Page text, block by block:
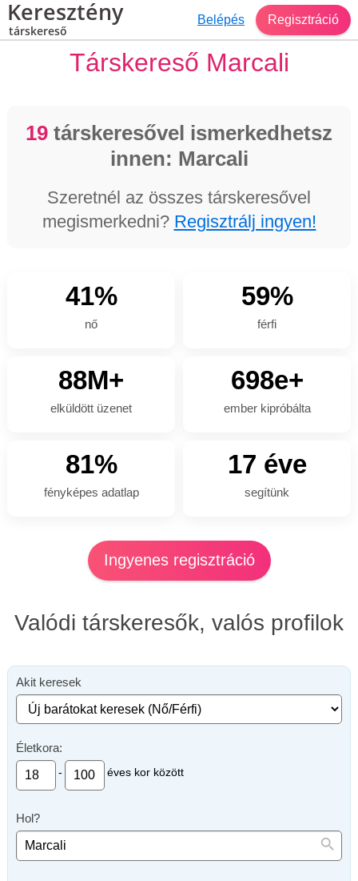
Keresztény
társkereső
Belépés Regisztráció
Társkereső Marcali
19 társkeresővel ismerkedhetsz
innen: Marcali
Szeretnél az összes társkeresővel
megismerkedni? Regisztrálj ingyen!
41%
nő
59%
férfi
88M+
elküldött üzenet
698e+
ember kipróbálta
81%
fényképes adatlap
17 éve
segítünk
Ingyenes regisztráció
Valódi társkeresők, valós profilok
Akit keresek
Életkora:
- éves kor között
Hol?